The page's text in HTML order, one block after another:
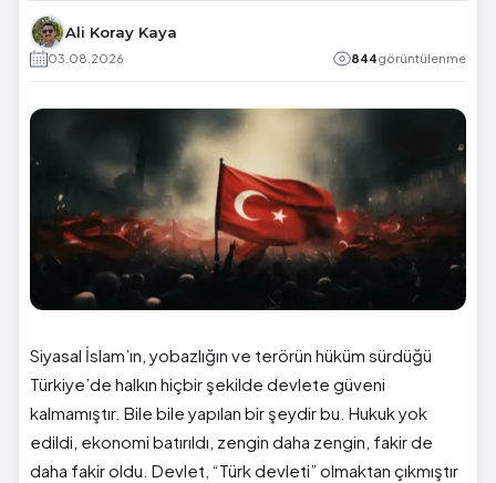
Ali Koray Kaya
03.08.2026 844görüntülenme
Siyasal İslam’ın, yobazlığın ve terörün hüküm sürdüğü
Türkiye’de halkın hiçbir şekilde devlete güveni
kalmamıştır. Bile bile yapılan bir şeydir bu. Hukuk yok
edildi, ekonomi batırıldı, zengin daha zengin, fakir de
daha fakir oldu. Devlet, “Türk devleti” olmaktan çıkmıştır